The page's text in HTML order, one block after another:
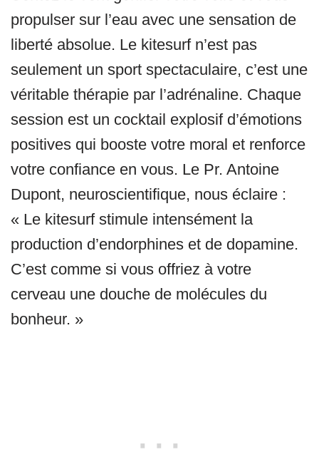
propulser sur l’eau avec une sensation de
liberté absolue. Le kitesurf n’est pas
seulement un sport spectaculaire, c’est une
véritable thérapie par l’adrénaline. Chaque
session est un cocktail explosif d’émotions
positives qui booste votre moral et renforce
votre confiance en vous. Le Pr. Antoine
Dupont, neuroscientifique, nous éclaire :
« Le kitesurf stimule intensément la
production d’endorphines et de dopamine.
C’est comme si vous offriez à votre
cerveau une douche de molécules du
bonheur. »